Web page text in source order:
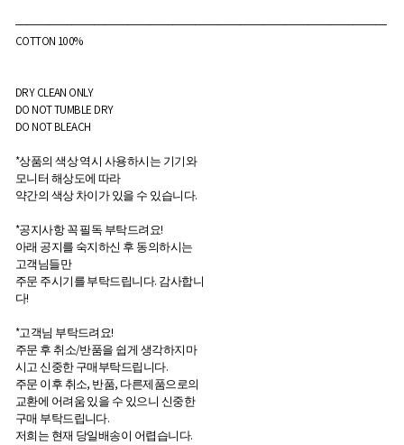
―――――――――――――――――――――――――――――――――
COTTON 100%
DRY CLEAN ONLY
DO NOT TUMBLE DRY
DO NOT BLEACH
*상품의 색상 역시 사용하시는 기기와
모니터 해상도에 따라
약간의 색상 차이가 있을 수 있습니다.
*공지사항 꼭 필독 부탁드려요!
아래 공지를 숙지하신 후 동의하시는
고객님들만
주문 주시기를 부탁드립니다. 감사합니
다!
*고객님 부탁드려요!
주문 후 취소/반품을 쉽게 생각하지마
시고 신중한 구매부탁드립니다.
주문 이후 취소, 반품, 다른제품으로의
교환에 어려움 있을 수 있으니 신중한
구매 부탁드립니다.
저희는 현재 당일배송이 어렵습니다.